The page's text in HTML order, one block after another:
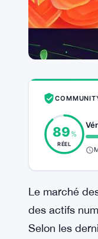
89 %
RÉEL
Le marché
des actifs
Selon les